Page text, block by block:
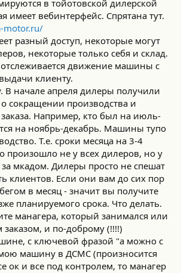
в тойотовской дилерской
имеет вебинтерфейс. Спрятана тут.
motor.ru/
разный доступ, некоторые могут
некоторые только себя и склад.
движение машины с
клиенту.
В начале апреля дилеры получили
сокращении производства и
Например, кто был на июль-
на ноябрь-декабрь. Машины тупо
Т.е. сроки месяца на 3-4
произошло не у всех дилеров, но у
мкадом. Дилеры просто не спешат
клиентов. Если они вам до сих пор
в месяц - значит вы получите
планируемого срока. Что делать.
манагера, который занимался или
и по-доброму (!!!!)
с ключевой фразой "а можно с
машину в ДСМС (произносится
ок и все под контролем, то манагер